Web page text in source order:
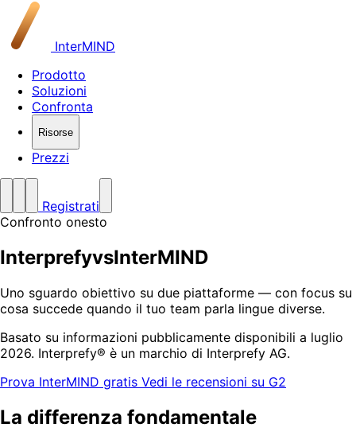
InterMIND
Prodotto
Soluzioni
Confronta
Risorse
Prezzi
Registrati
Confronto onesto
InterprefyvsInterMIND
Uno sguardo obiettivo su due piattaforme — con focus su
cosa succede quando il tuo team parla lingue diverse.
Basato su informazioni pubblicamente disponibili a luglio
2026. Interprefy® è un marchio di Interprefy AG.
Prova InterMIND gratis Vedi le recensioni su G2
La differenza fondamentale